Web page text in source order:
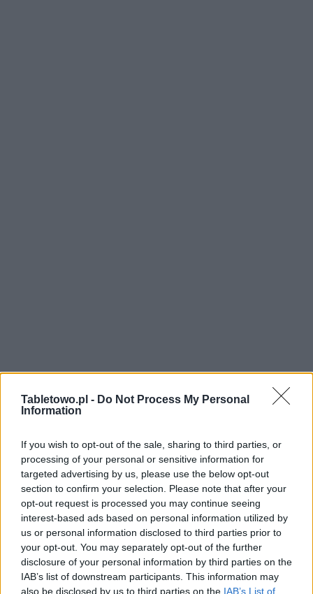
Tabletowo.pl - Do Not Process My Personal
Information
If you wish to opt-out of the sale, sharing to third parties, or
processing of your personal or sensitive information for
targeted advertising by us, please use the below opt-out
section to confirm your selection. Please note that after your
opt-out request is processed you may continue seeing
interest-based ads based on personal information utilized by
us or personal information disclosed to third parties prior to
your opt-out. You may separately opt-out of the further
disclosure of your personal information by third parties on the
IAB’s list of downstream participants. This information may
also be disclosed by us to third parties on the IAB’s List of